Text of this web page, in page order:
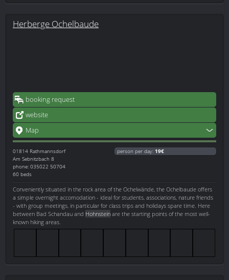
Herberge Ochelbaude
booking request
website
Map
01814 Rathmannsdorf
Am Sebnitzbach 8
phone: 035022 50704
60 beds
person per day: 19€
Conveniently situated in the rock area of the Ochelwände, the Ochelbaude offers
a simple overnight accomodation - ideal for students, associations, nature friends
- with group meetings, in particular for class trips and holidays spare time. Here
between Bad Schandau and Hohnstein are the starting points of the most well-
known hiking areas.